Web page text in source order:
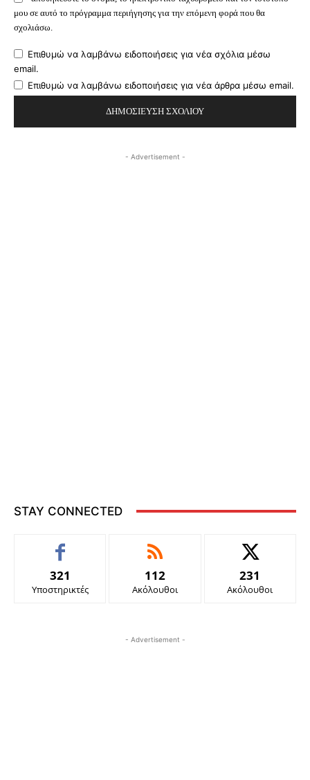
μου σε αυτό το πρόγραμμα περιήγησης για την επόμενη φορά που θα
σχολιάσω.
Επιθυμώ να λαμβάνω ειδοποιήσεις για νέα σχόλια μέσω
email.
Επιθυμώ να λαμβάνω ειδοποιήσεις για νέα άρθρα μέσω email.
- Advertisement -
STAY CONNECTED
321
Υποστηρικτές
112
Ακόλουθοι
231
Ακόλουθοι
- Advertisement -